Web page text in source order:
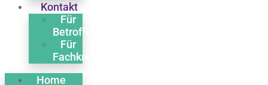
Kontakt
Für
Betroffene
Für
Fachkreise
Home